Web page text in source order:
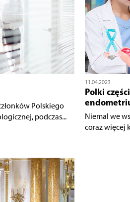
Polskiego
podczas...
11.04.2023
Polki
Niemal we
coraz więcej